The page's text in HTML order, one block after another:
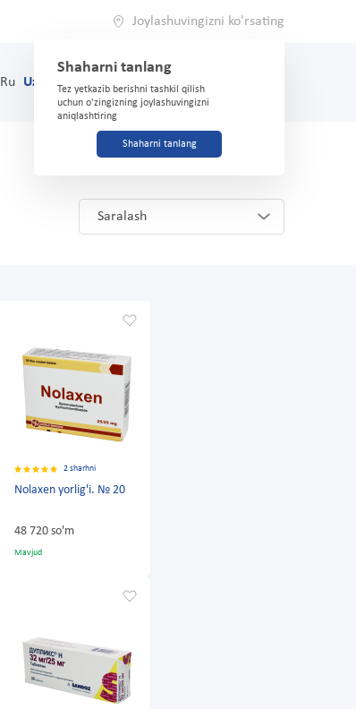
Joylashuvingizni ko'rsating
Shaharni tanlang
Tez yetkazib berishni tashkil qilish
uchun o'zingizning joylashuvingizni
aniqlashtiring
Shaharni tanlang
Ru Uz (71) 200-03-03
Saralash
2 sharhni
Nolaxen yorlig'i. № 20
48 720 so'm
Mavjud